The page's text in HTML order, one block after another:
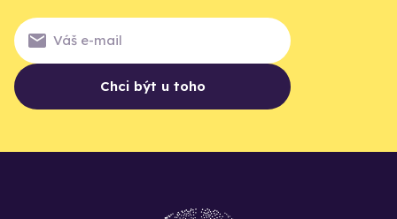
Chci být u toho